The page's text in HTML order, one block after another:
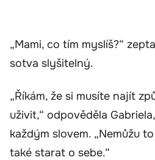
„Mami, co tím myslíš?“
sotva slyšitelný.
„Říkám, že si musíte najít
uživit,“ odpověděla
každým slovem. „Nemůžu
také starat o sebe.“